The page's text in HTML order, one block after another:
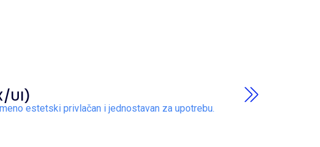
UI)
estetski privlačan i jednostavan za upotrebu.